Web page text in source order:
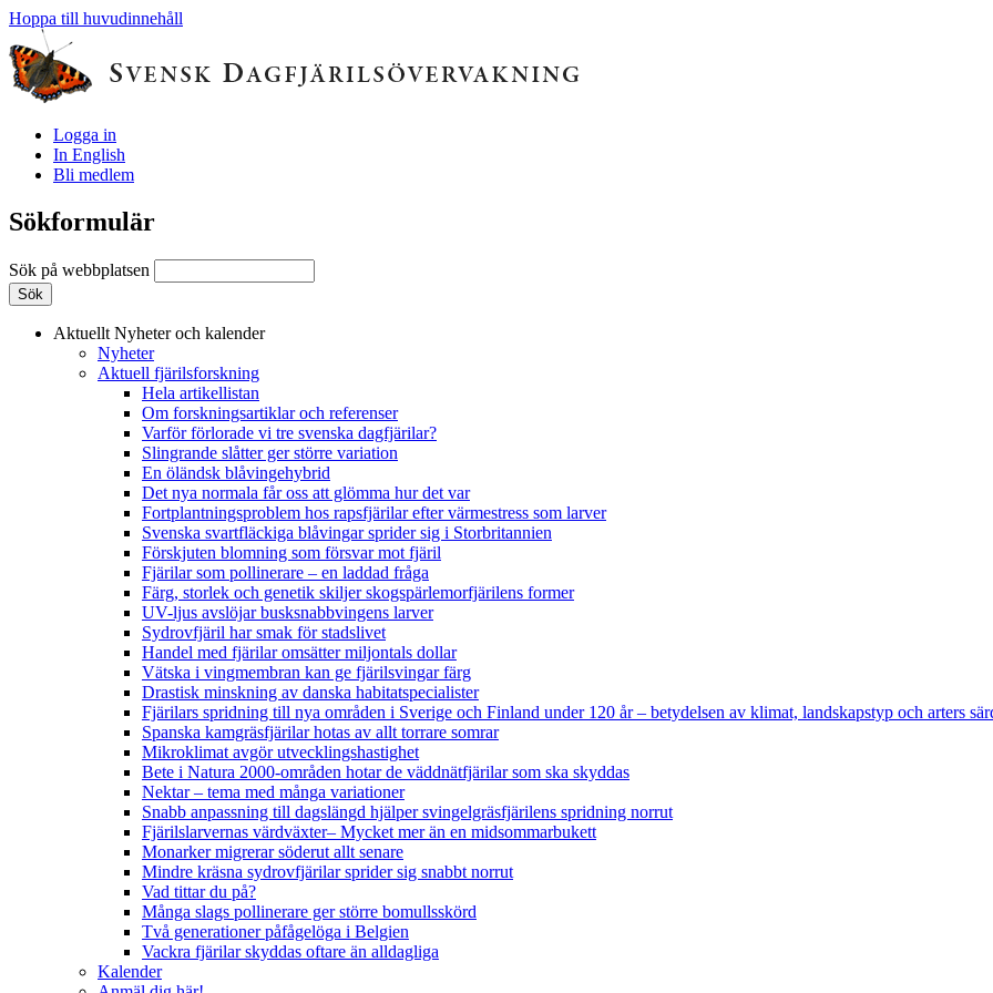
Hoppa till huvudinnehåll
Logga in
In English
Bli medlem
Sökformulär
Sök på webbplatsen
Aktuellt Nyheter och kalender
Nyheter
Aktuell fjärilsforskning
Hela artikellistan
Om forskningsartiklar och referenser
Varför förlorade vi tre svenska dagfjärilar?
Slingrande slåtter ger större variation
En öländsk blåvingehybrid
Det nya normala får oss att glömma hur det var
Fortplantningsproblem hos rapsfjärilar efter värmestress som larver
Svenska svartfläckiga blåvingar sprider sig i Storbritannien
Förskjuten blomning som försvar mot fjäril
Fjärilar som pollinerare – en laddad fråga
Färg, storlek och genetik skiljer skogspärlemorfjärilens former
UV-ljus avslöjar busksnabbvingens larver
Sydrovfjäril har smak för stadslivet
Handel med fjärilar omsätter miljontals dollar
Vätska i vingmembran kan ge fjärilsvingar färg
Drastisk minskning av danska habitatspecialister
Fjärilars spridning till nya områden i Sverige och Finland under 120 år– betydelsen av klimat, landskapstyp och arters
Spanska kamgräsfjärilar hotas av allt torrare somrar
Mikroklimat avgör utvecklingshastighet
Bete i Natura 2000-områden hotar de väddnätfjärilar som ska skyddas
Nektar – tema med många variationer
Snabb anpassning till dagslängd hjälper svingelgräsfjärilens spridning norrut
Fjärilslarvernas värdväxter– Mycket mer än en midsommarbukett
Monarker migrerar söderut allt senare
Mindre kräsna sydrovfjärilar sprider sig snabbt norrut
Vad tittar du på?
Många slags pollinerare ger större bomullsskörd
Två generationer påfågelöga i Belgien
Vackra fjärilar skyddas oftare än alldagliga
Kalender